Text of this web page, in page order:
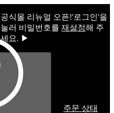
공식몰 리뉴얼 오픈!ㅤ'로그인'을
눌러 비밀번호를 재설정해 주
세요. ▶
주문 상태